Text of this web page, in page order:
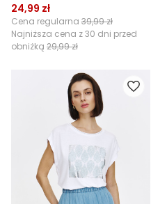
24,99 zł
Cena regularna 39,99 zł
Najniższa cena z 30 dni przed
obniżką 29,99 zł